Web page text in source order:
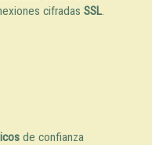
cifradas SSL.
de confianza